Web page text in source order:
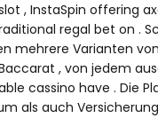
, InstaSpin offering
regal bet on .
mehrere Varianten
, von jedem
cassino have . Die
als auch